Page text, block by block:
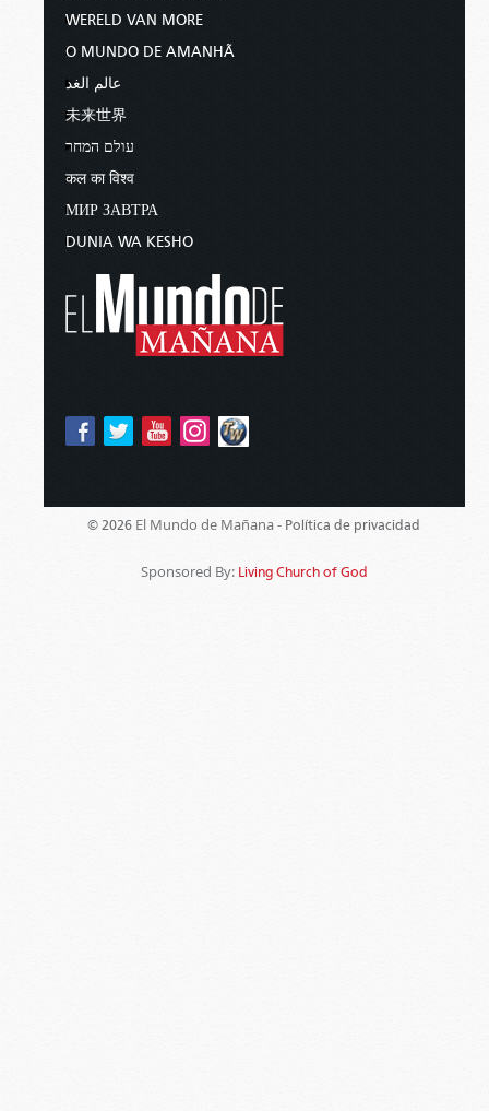
WERELD VAN MORE
O MUNDO DE AMANHÃ
عالم الغد
未来世界
עולם המחר
कल का विश्व
МИР ЗАВТРА
DUNIA WA KESHO
© 2026 El Mundo de Mañana - Política de privacidad
Sponsored By: Living Church of God